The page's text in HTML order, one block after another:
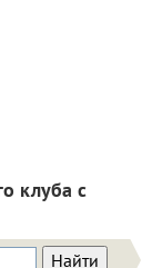
клуба с